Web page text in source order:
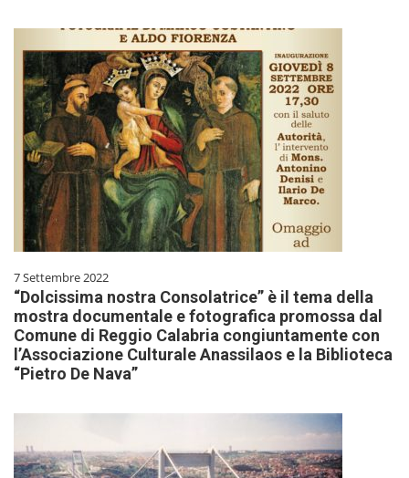
7 Settembre 2022
“Dolcissima nostra Consolatrice” è il tema della
mostra documentale e fotografica promossa dal
Comune di Reggio Calabria congiuntamente con
l’Associazione Culturale Anassilaos e la Biblioteca
“Pietro De Nava”